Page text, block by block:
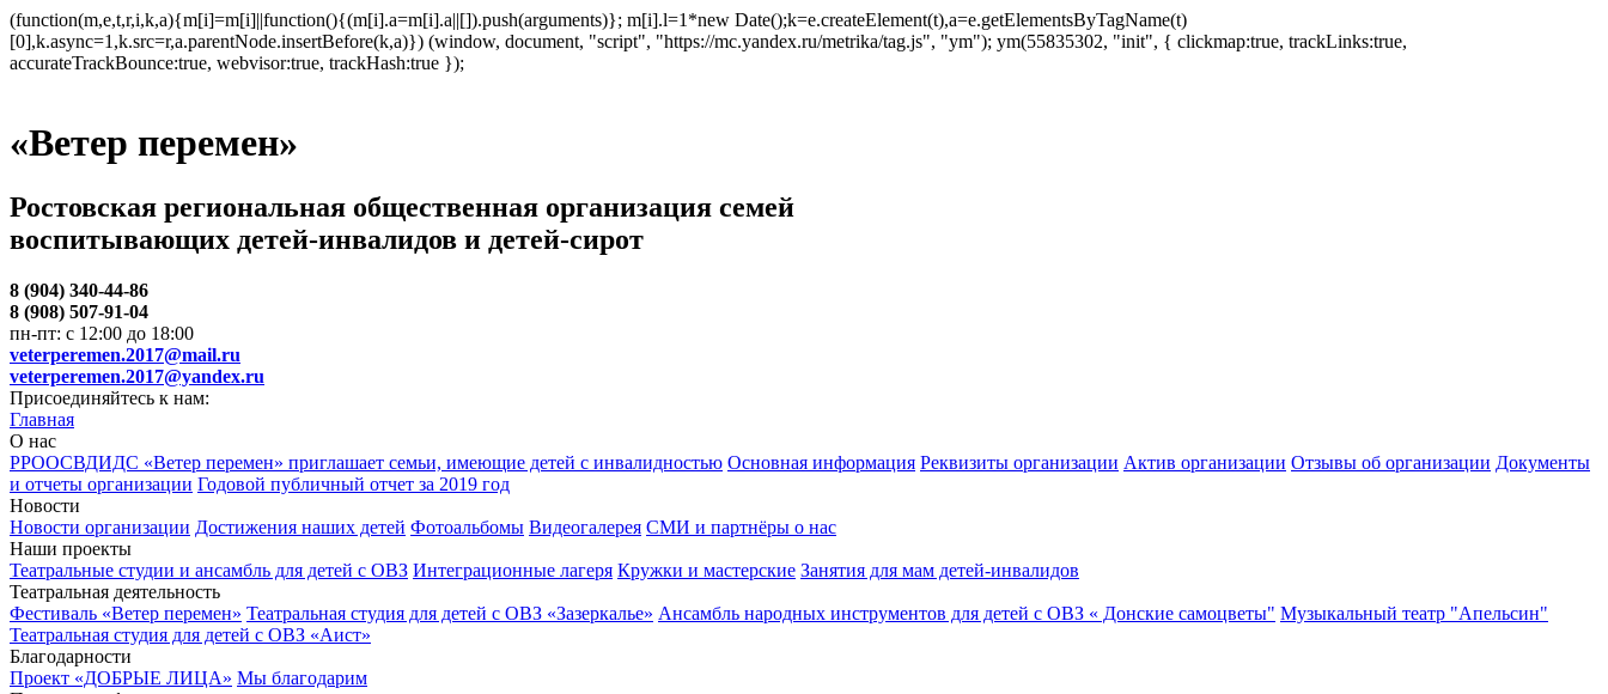
(function(m,e,t,r,i,k,a){m[i]=m[i]||function(){(m[i].a=m[i].a||[]).push(arguments)}; m[i].l=1*new Date();k=e.createElement(t),a=e.getElementsByTagName(t)
[0],k.async=1,k.src=r,a.parentNode.insertBefore(k,a)}) (window, document, "script", "https://mc.yandex.ru/metrika/tag.js", "ym"); ym(55835302, "init", { clickmap:true, trackLinks:true,
accurateTrackBounce:true, webvisor:true, trackHash:true });
«Ветер перемен»
Ростовская региональная общественная организация семей
воспитывающих детей-инвалидов и детей-сирот
8 (904) 340-44-86
8 (908) 507-91-04
пн-пт: с 12:00 до 18:00
veterperemen.2017@mail.ru
veterperemen.2017@yandex.ru
Присоединяйтесь к нам:
Главная
О нас
РРООСВДИДС «Ветер перемен» приглашает семьи, имеющие детей с инвалидностью Основная информация Реквизиты организации Актив организации Отзывы об организации Документы
и отчеты организации Годовой публичный отчет за 2019 год
Новости
Новости организации Достижения наших детей Фотоальбомы Видеогалерея СМИ и партнёры о нас
Наши проекты
Театральные студии и ансамбль для детей с ОВЗ Интеграционные лагеря Кружки и мастерские Занятия для мам детей-инвалидов
Театральная деятельность
Фестиваль «Ветер перемен» Театральная студия для детей с ОВЗ «Зазеркалье» Ансамбль народных инструментов для детей с ОВЗ « Донские самоцветы" Музыкальный театр "Апельсин"
Театральная студия для детей с ОВЗ «Аист»
Благодарности
Проект «ДОБРЫЕ ЛИЦА» Мы благодарим